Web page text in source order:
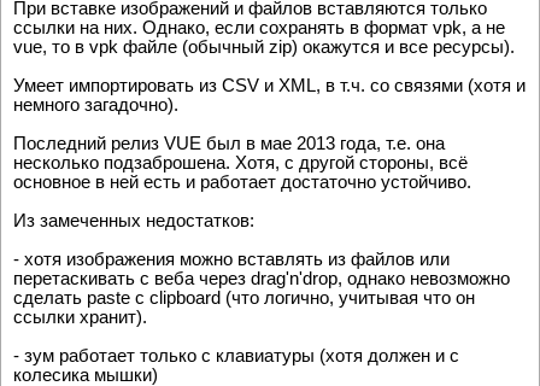
При вставке изображений и файлов вставляются только
ссылки на них. Однако, если сохранять в формат vpk, а не
vue, то в vpk файле (обычный zip) окажутся и все ресурсы).
Умеет импортировать из CSV и XML, в т.ч. со связями (хотя и
немного загадочно).
Последний релиз VUE был в мае 2013 года, т.е. она
несколько подзаброшена. Хотя, с другой стороны, всё
основное в ней есть и работает достаточно устойчиво.
Из замеченных недостатков:
- хотя изображения можно вставлять из файлов или
перетаскивать с веба через drag'n'drop, однако невозможно
сделать paste с clipboard (что логично, учитывая что он
ссылки хранит).
- зум работает только с клавиатуры (хотя должен и с
колесика мышки)